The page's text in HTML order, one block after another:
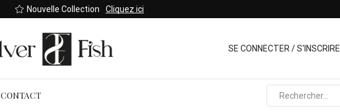
Nouvelle Collection Cliquez ici
SE CONNECTER / S'INSCRIRE
CONTACT